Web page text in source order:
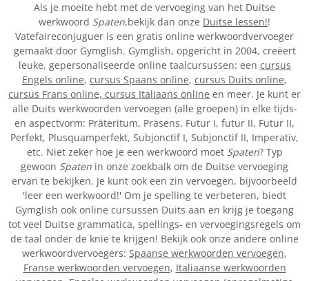
Als je moeite hebt met de vervoeging van het Duitse
werkwoord Spaten,bekijk dan onze Duitse lessen!!
Vatefaireconjuguer is een gratis online werkwoordvervoeger
gemaakt door Gymglish. Gymglish, opgericht in 2004, creëert
leuke, gepersonaliseerde online taalcursussen: een cursus
Engels online, cursus Spaans online, cursus Duits online,
cursus Frans online, cursus Italiaans online en meer. Je kunt er
alle Duits werkwoorden vervoegen (alle groepen) in elke tijds-
en aspectvorm: Präteritum, Präsens, Futur I, futur II, Futur II,
Perfekt, Plusquamperfekt, Subjonctif I, Subjonctif II, Imperativ,
etc. Niet zeker hoe je een werkwoord moet Spaten? Typ
gewoon Spaten in onze zoekbalk om de Duitse vervoeging
ervan te bekijken. Je kunt ook een zin vervoegen, bijvoorbeeld
'leer een werkwoord!' Om je spelling te verbeteren, biedt
Gymglish ook online cursussen Duits aan en krijg je toegang
tot veel Duitse grammatica, spellings- en vervoegingsregels om
de taal onder de knie te krijgen! Bekijk ook onze andere online
werkwoordvervoegers: Spaanse werkwoorden vervoegen,
Franse werkwoorden vervoegen, Italiaanse werkwoorden